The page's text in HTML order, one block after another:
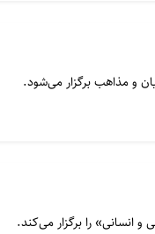
و مذاهب برگزار می‌شود.
انسانی» را برگزار می‌کند.